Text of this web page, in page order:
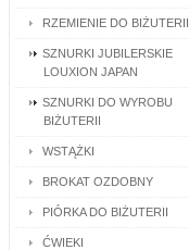
RZEMIENIE DO BIŻUTERII
SZNURKI JUBILERSKIE
LOUXION JAPAN
SZNURKI DO WYROBU
BIŻUTERII
WSTĄŻKI
BROKAT OZDOBNY
PIÓRKA DO BIŻUTERII
ĆWIEKI